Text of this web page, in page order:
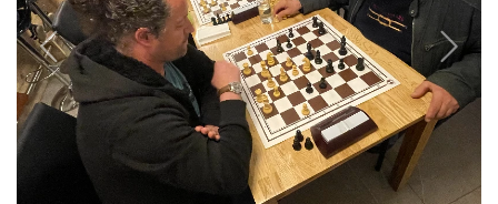
Previous Next